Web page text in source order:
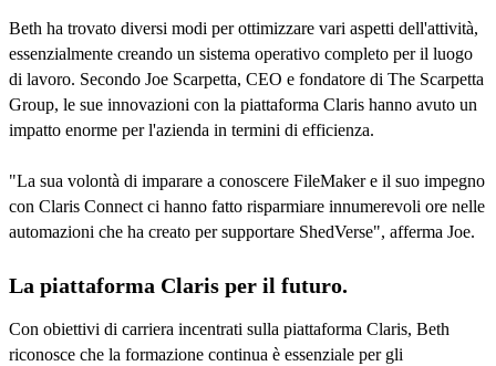
Beth ha trovato diversi modi per ottimizzare vari aspetti dell'attività,
essenzialmente creando un sistema operativo completo per il luogo
di lavoro. Secondo Joe Scarpetta, CEO e fondatore di The Scarpetta
Group, le sue innovazioni con la piattaforma Claris hanno avuto un
impatto enorme per l'azienda in termini di efficienza.
"La sua volontà di imparare a conoscere FileMaker e il suo impegno
con Claris Connect ci hanno fatto risparmiare innumerevoli ore nelle
automazioni che ha creato per supportare ShedVerse", afferma Joe.
La piattaforma Claris per il futuro.
Con obiettivi di carriera incentrati sulla piattaforma Claris, Beth
riconosce che la formazione continua è essenziale per gli